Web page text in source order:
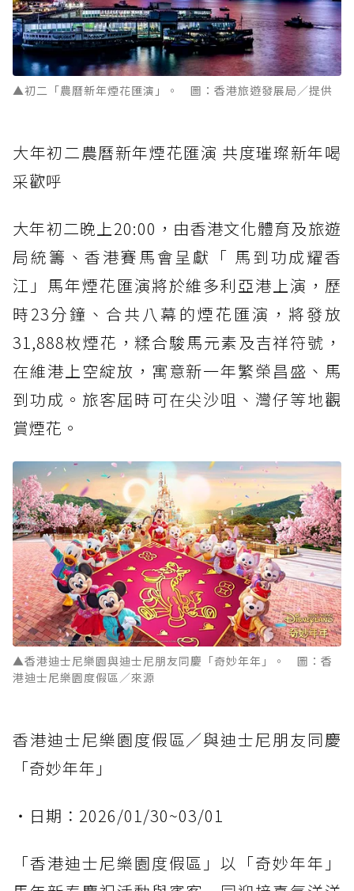
▲初二「農曆新年煙花匯演」。 圖：香港旅遊發展局／提供
大年初二農曆新年煙花匯演 共度璀璨新年喝
采歡呼
大年初二晚上20:00，由香港文化體育及旅遊
局統籌、香港賽馬會呈獻「 馬到功成耀香
江」馬年煙花匯演將於維多利亞港上演，歷
時23分鐘、合共八幕的煙花匯演，將發放
31,888枚煙花，糅合駿馬元素及吉祥符號，
在維港上空綻放，寓意新一年繁榮昌盛、馬
到功成。旅客屆時可在尖沙咀、灣仔等地觀
賞煙花。
▲香港迪士尼樂園與迪士尼朋友同慶「奇妙年年」。 圖：香
港迪士尼樂園度假區／來源
香港迪士尼樂園度假區／與迪士尼朋友同慶
「奇妙年年」
・日期：2026/01/30~03/01
「香港迪士尼樂園度假區」以「奇妙年年」